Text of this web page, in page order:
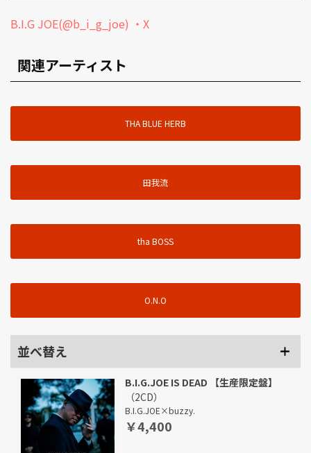
B.I.G JOE(@b_i_g_joe) ・X
関連アーティスト
THA BLUE HERB
田我流
tha BOSS
O.N.O
並べ替え
B.I.G.JOE IS DEAD 【生産限定盤】
（2CD）
B.I.G.JOE×buzzy.
￥4,400